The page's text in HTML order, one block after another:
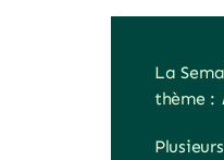
La
thème :